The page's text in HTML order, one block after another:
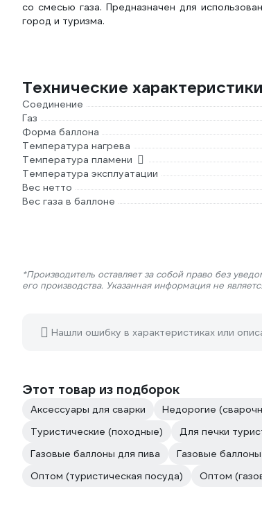
со смесью газа. Предназначен для
город и туризма.
Технические
Соединение
Газ
Форма баллона
Температура нагрева
Температура пламени
Температура эксплуатации
Вес нетто
Вес газа в баллоне
*Производитель оставляет за собой право без
его производства. Указанная информация не
Нашли ошибку в характеристиках или
Этот товар из подборок
Аксессуары для сварки Недорогие
Туристические (походные)
Для печки
Газовые баллоны для пива
Газовые
Оптом (туристическая посуда)
Оптом